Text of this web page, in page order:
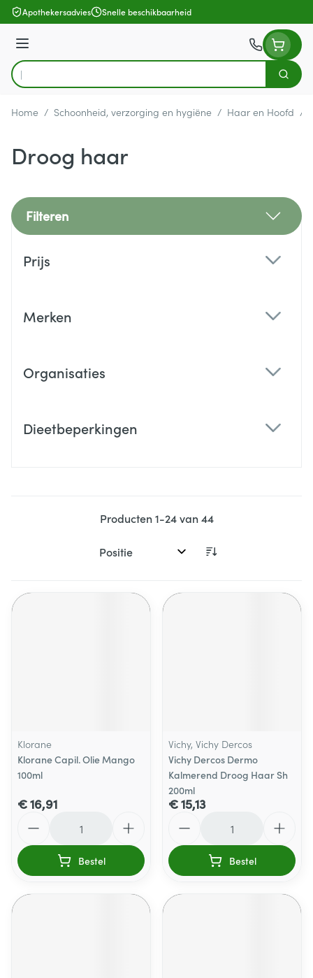
Ga naar de inhoud
Apothekersadvies Snelle beschikbaarheid
Menu
Product, merk, categorie...
Zoek
Home / Schoonheid, verzorging en hygiëne / Haar en Hoofd /
Droog haar
Filteren
Prijs
Merken
Organisaties
Dieetbeperkingen
Producten1-24van44
Sorteer op:
Klorane
Klorane Capil. Olie Mango
100ml
€ 16,91
Bestel
Vichy, Vichy Dercos
Vichy Dercos Dermo
Kalmerend Droog Haar Sh
200ml
€ 15,13
Bestel